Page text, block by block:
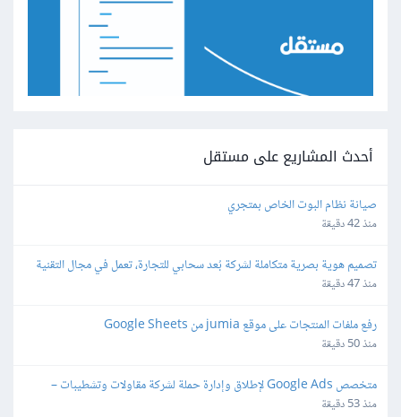
أحدث المشاريع على مستقل
صيانة نظام البوت الخاص بمتجري
منذ 42 دقيقة
تصميم هوية بصرية متكاملة لشركة بُعد سحابي للتجارة، تعمل في مجال التقنية
منذ 47 دقيقة
رفع ملفات المنتجات على موقع jumia من Google Sheets
منذ 50 دقيقة
Lead Generation
منذ 53 دقيقة